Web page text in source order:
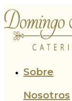
al
contenido
Sobre
Nosotros